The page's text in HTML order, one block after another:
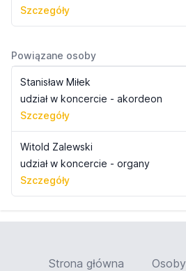
Szczegóły
Powiązane osoby
Stanisław Miłek
udział w koncercie - akordeon
Szczegóły
Witold Zalewski
udział w koncercie - organy
Szczegóły
Strona główna Osoby